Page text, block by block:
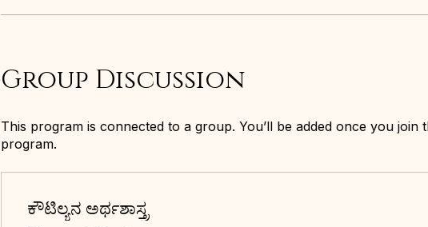
Group Discussion
This program is connected to a group. You’ll be added once you join
program.
ಕೌಟಿಲ್ಯನ ಅರ್ಥಶಾಸ್ತ್ರ